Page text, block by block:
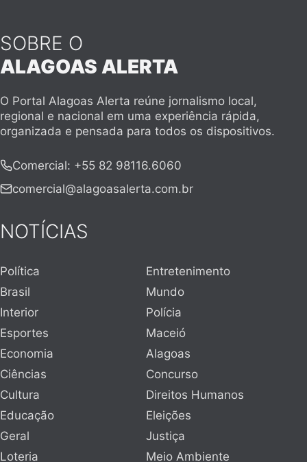
SOBRE O
ALAGOAS ALERTA
O Portal Alagoas Alerta reúne jornalismo local,
regional e nacional em uma experiência rápida,
organizada e pensada para todos os dispositivos.
Comercial: +55 82 98116.6060
comercial@alagoasalerta.com.br
NOTÍCIAS
Política
Entretenimento
Brasil
Mundo
Interior
Polícia
Esportes
Maceió
Economia
Alagoas
Ciências
Concurso
Cultura
Direitos Humanos
Educação
Eleições
Geral
Justiça
Loteria
Meio Ambiente